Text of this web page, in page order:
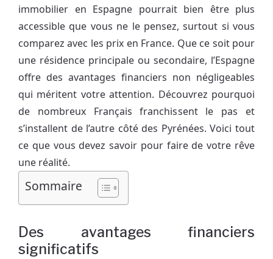
immobilier en Espagne pourrait bien être plus
accessible que vous ne le pensez, surtout si vous
comparez avec les prix en France. Que ce soit pour
une résidence principale ou secondaire, l’Espagne
offre des avantages financiers non négligeables
qui méritent votre attention. Découvrez pourquoi
de nombreux Français franchissent le pas et
s’installent de l’autre côté des Pyrénées. Voici tout
ce que vous devez savoir pour faire de votre rêve
une réalité.
Sommaire
Des avantages financiers
significatifs